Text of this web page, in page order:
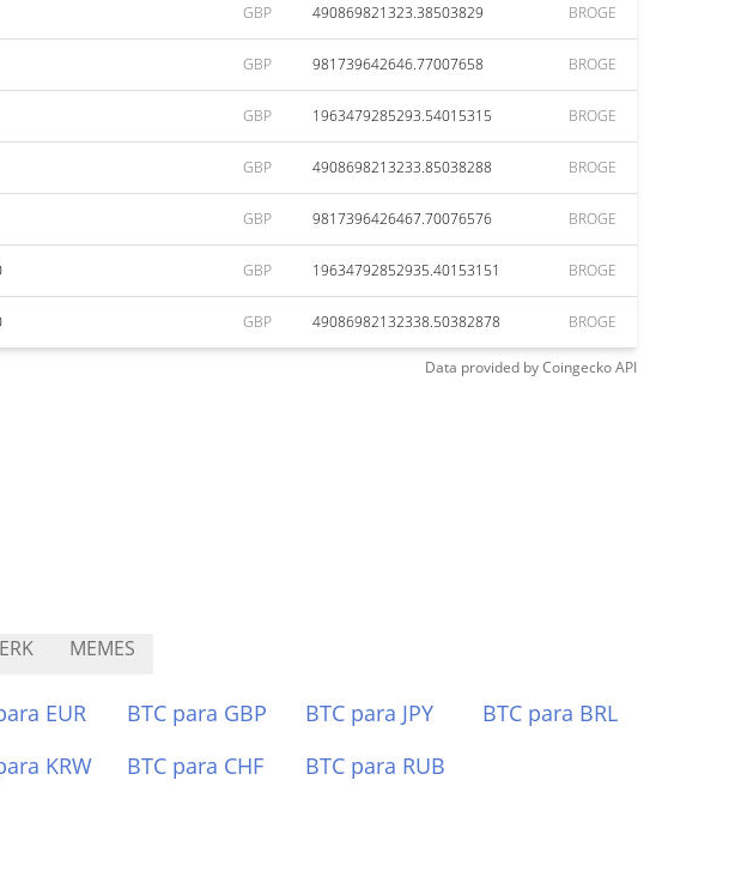
GBP 490869821323.38503829 BROGE
GBP 981739642646.77007658 BROGE
GBP 1963479285293.54015315 BROGE
GBP 4908698213233.85038288 BROGE
GBP 9817396426467.70076576 BROGE
GBP 19634792852935.40153151 BROGE
GBP 49086982132338.50382878 BROGE
Data provided byCoingeckoAPI
MEMES
EUR BTC para GBP BTC para JPY
BTC para BRL
KRW BTC para CHF BTC para RUB